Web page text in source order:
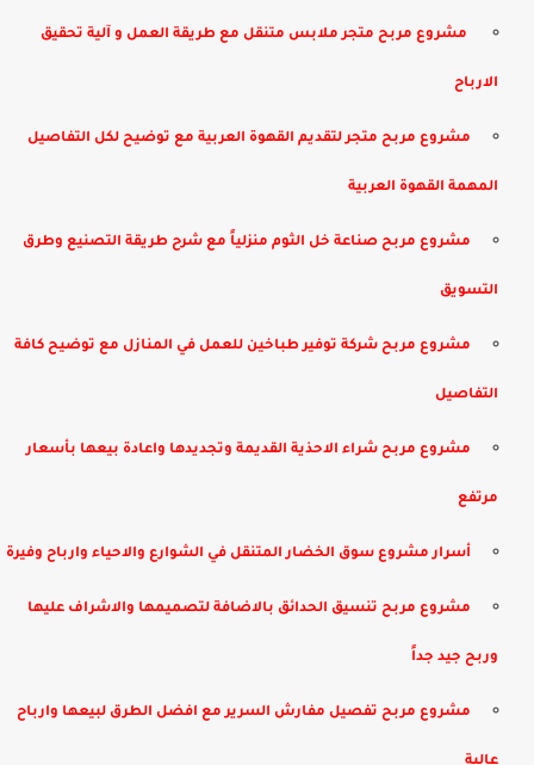
​ مشروع مربح متجر ملابس متنقل مع طريقة العمل و آلية تحقيق
الارباح
مشروع مربح متجر لتقديم القهوة العربية مع توضيح لكل التفاصيل
المهمة القهوة العربية
​مشروع مربح صناعة خل الثوم منزلياً مع شرح طريقة التصنيع وطرق
التسويق
مشروع مربح شركة توفير طباخين للعمل في المنازل مع توضيح كافة
التفاصيل
مشروع مربح شراء الاحذية القديمة وتجديدها واعادة بيعها بأسعار
مرتفع
​أسرار مشروع سوق الخضار المتنقل في الشوارع والاحياء وارباح وفيرة
مشروع مربح تنسيق الحدائق بالاضافة لتصميمها والاشراف عليها
وربح جيد جداً
مشروع مربح تفصيل مفارش السرير مع افضل الطرق لبيعها وارباح